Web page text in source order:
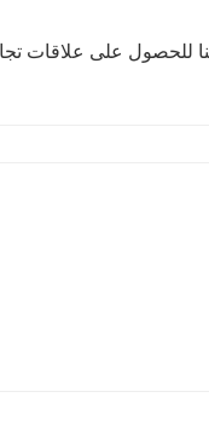
للحصول على علاقات